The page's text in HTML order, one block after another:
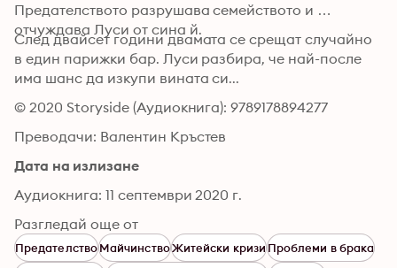
Предателството разрушава семейството и
отчуждава Луси от сина й.
След двайсет години двамата се срещат случайно
в един парижки бар. Луси разбира, че най-после
има шанс да изкупи вината си...
© 2020 Storyside (Аудиокнига): 9789178894277
Преводачи: Валентин Кръстев
Дата на излизане
Аудиокнига: 11 септември 2020 г.
Разгледай още от
ПредателствоМайчинствоЖитейски кризиПроблеми в брака